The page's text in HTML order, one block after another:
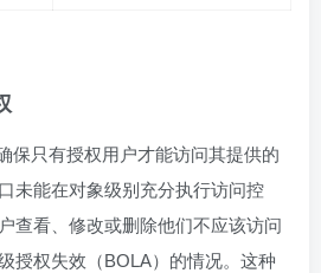
保只有授权用户才能访问其提供的
未能在对象级别充分执行访问控
查看、修改或删除他们不应该访问
授权失效（BOLA）的情况。这种